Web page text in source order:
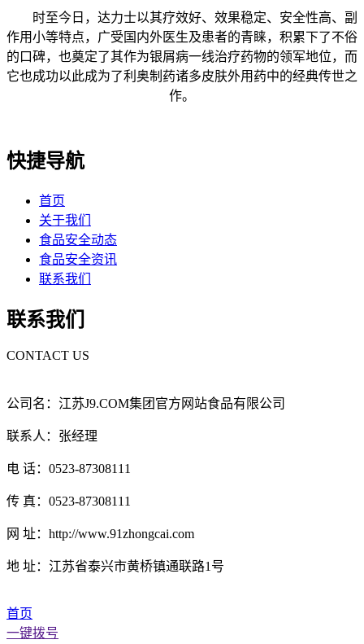
时至今日，达力士以其疗效好、效果稳定、安全性高、副
作用小等特点，广受国内外医生及患者的青睐，积累下了不俗
的口碑，也奠定了其作为银屑病一线治疗药物的领军地位，而
它也成功以此成为了利奥制药诸多皮肤外用药中的经典传世之
作。
快捷导航
首页
关于我们
食品安全动态
食品安全资讯
联系我们
联系我们
CONTACT US
公司名：江苏J9.COM集团官方网站食品有限公司
联系人：张经理
电 话：0523-87308111
传 真：0523-87308111
网 址：http://www.91zhongcai.com
地 址：江苏省泰兴市黄桥镇通联路1号
首页
一键拨号